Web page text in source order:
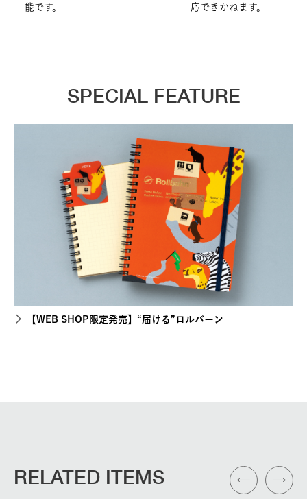
能です。 応できかねます。
SPECIAL FEATURE
【WEB SHOP限定発売】“届ける”ロルバーン
RELATED ITEMS